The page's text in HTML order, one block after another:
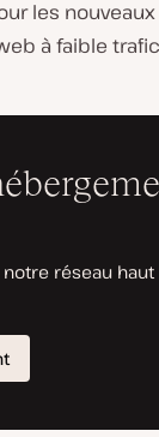
les
à faible